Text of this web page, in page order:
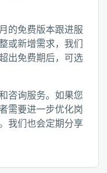
的免费版本跟进服
或新增需求，我们
出免费期后，可选
咨询服务。如果您
需要进一步优化岗
我们也会定期分享